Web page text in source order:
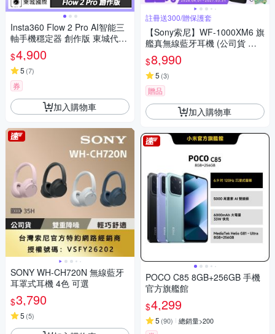
Insta360 Flow 2 Pro AI智能三
軸手機穩定器 創作版 東城代理
公司貨
$4,900
5 (7)
券
加入購物車
SONY WH-CH720N 無線藍牙
耳罩式耳機 4色 可選
$3,790
5 (5)
註冊送300/贈保護套
【Sony索尼】WF-1000XM6 旗
艦真無線藍牙耳機 (公司貨 保
固12+6個月)
$8,990
5 (3)
贈品
加入購物車
POCO C85 8GB+256GB 手機
官方旗艦館
$4,299
5 (90) 總銷量>200